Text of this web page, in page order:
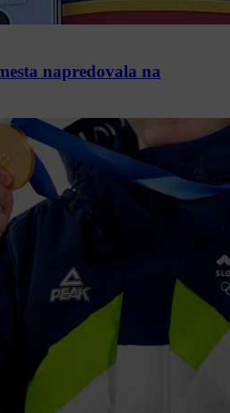
napredovala na